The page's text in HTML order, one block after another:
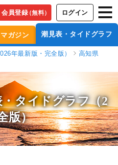
会員登録（無料） ログイン
マガジン 潮見表・タイドグラフ
年最新版・完全版）
高知県
・タイドグラフ（2
版）